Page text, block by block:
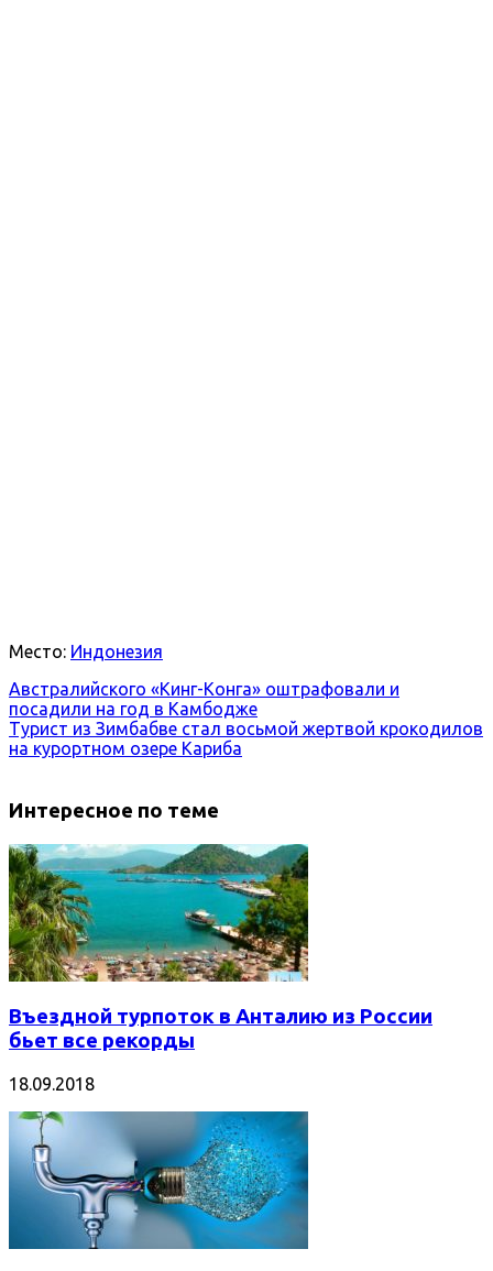
Место: Индонезия
Австралийского «Кинг-Конга» оштрафовали и
посадили на год в Камбодже
Турист из Зимбабве стал восьмой жертвой крокодилов
на курортном озере Кариба
Интересное по теме
Въездной турпоток в Анталию из России
бьет все рекорды
18.09.2018